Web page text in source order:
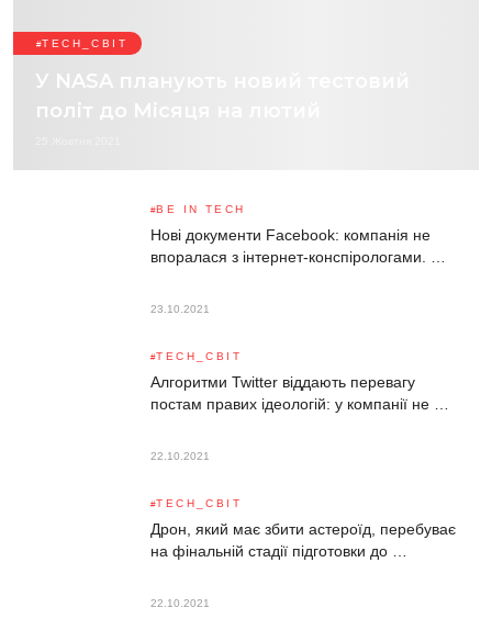
TECH_СВІТ
У NASA планують новий тестовий
політ до Місяця на лютий
BE IN TECH
Нові документи Facebook: компанія не
впоралася з інтернет-конспірологами. …
23.10.2021
TECH_СВІТ
Алгоритми Twitter віддають перевагу
постам правих ідеологій: у компанії не …
22.10.2021
TECH_СВІТ
Дрон, який має збити астероїд, перебуває
на фінальній стадії підготовки до …
22.10.2021